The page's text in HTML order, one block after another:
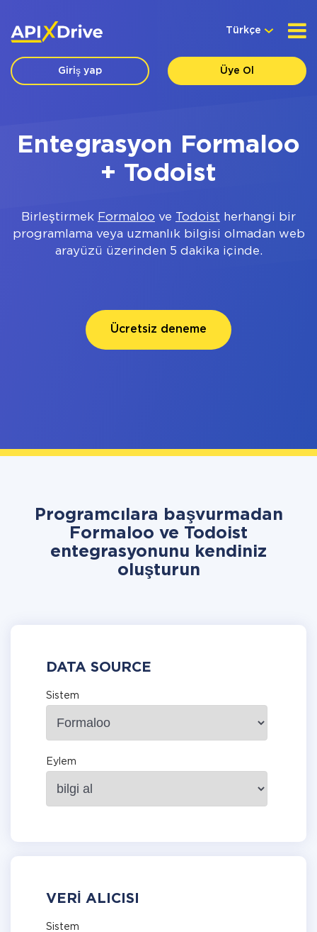
Türkçe
Giriş yap Üye Ol
Entegrasyon Formaloo
+ Todoist
Birleştirmek Formaloo ve Todoist herhangi bir
programlama veya uzmanlık bilgisi olmadan web
arayüzü üzerinden 5 dakika içinde.
Ücretsiz deneme
Programcılara başvurmadan
Formaloo ve Todoist
entegrasyonunu kendiniz
oluşturun
DATA SOURCE
Sistem
Eylem
VERI ALICISI
Sistem